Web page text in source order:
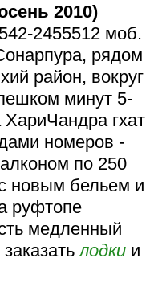
2010)
2455512 моб.
рядом
район, вокруг
минут 5-
гхат
номеров -
по 250
новым бельем и
руфтопе
медленный
лодки и